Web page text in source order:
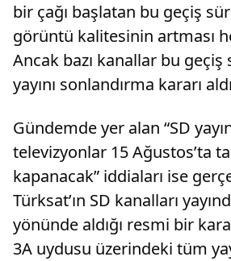
bir çağı başlatan bu geçiş
görüntü kalitesinin artması
Ancak bazı kanallar bu geçiş
yayını sonlandırma kararı
Gündemde yer alan “SD
televizyonlar 15 Ağustos’ta
kapanacak” iddiaları ise
Türksat’ın SD kanalları
yönünde aldığı resmi bir
3A uydusu üzerindeki tüm